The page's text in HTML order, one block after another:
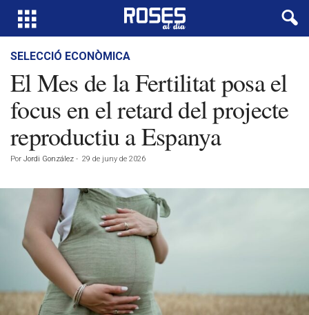
SELECCIÓ ECONÒMICA
El Mes de la Fertilitat posa el
focus en el retard del projecte
reproductiu a Espanya
Por Jordi González - 29 de juny de 2026